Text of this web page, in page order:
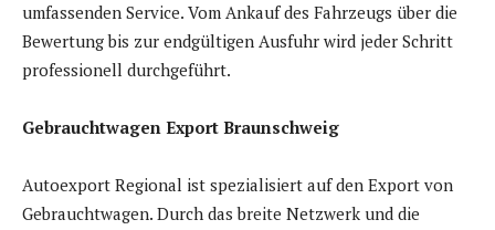
umfassenden Service. Vom Ankauf des Fahrzeugs über die
Bewertung bis zur endgültigen Ausfuhr wird jeder Schritt
professionell durchgeführt.
Gebrauchtwagen Export Braunschweig
Autoexport Regional ist spezialisiert auf den Export von
Gebrauchtwagen. Durch das breite Netzwerk und die